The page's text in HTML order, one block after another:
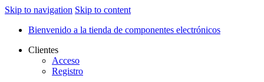
Skip to navigation Skip to content
Bienvenido a la tienda de componentes electrónicos
Clientes
Acceso
Registro